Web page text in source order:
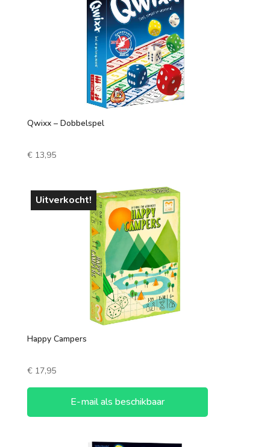
1 speler
2 spelers
3 spelers
4 spelers
5 spelers
Qwixx – Dobbelspel
€13,95
Uitverkocht!
Happy Campers
€17,95
E-mail als beschikbaar